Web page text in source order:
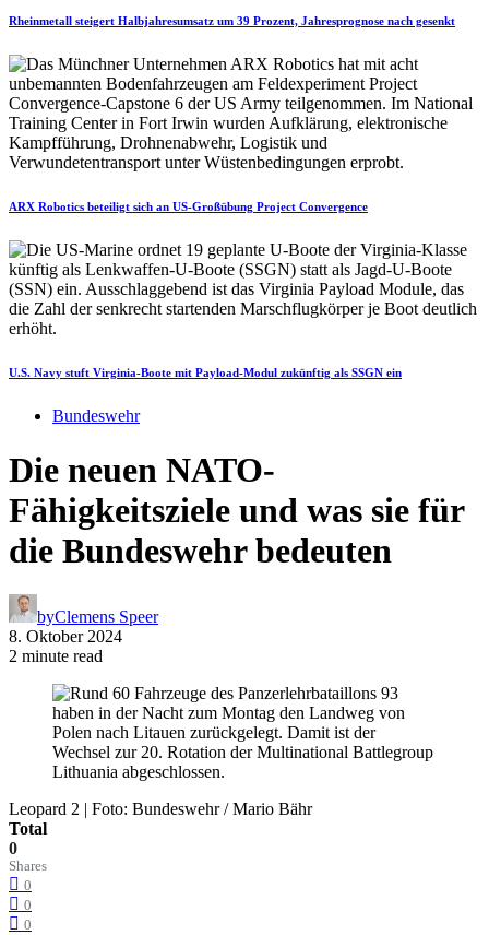
Rheinmetall steigert Halbjahresumsatz um 39 Prozent, Jahresprognose nach gesenkt
ARX Robotics beteiligt sich an US-Großübung Project Convergence
U.S. Navy stuft Virginia-Boote mit Payload-Modul zukünftig als SSGN ein
Bundeswehr
Die neuen NATO-
Fähigkeitsziele und was sie für
die Bundeswehr bedeuten
byClemens Speer
8. Oktober 2024
2 minute read
Leopard 2 | Foto: Bundeswehr / Mario Bähr
Total
0
Shares
0
0
0